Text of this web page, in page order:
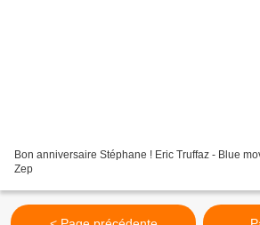
Bon anniversaire Stéphane ! Eric Truffaz - Blue movie Les filles électriques -
Zep